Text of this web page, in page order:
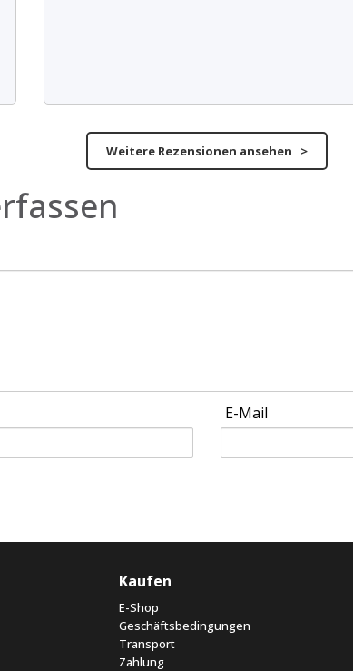
Weitere Rezensionen ansehen >
E-Mail
Kaufen
E-Shop
Geschäftsbedingungen
Transport
Zahlung